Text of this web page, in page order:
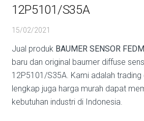
12P5101/S35A
15/02/2021
Jual produk BAUMER SENSOR
baru dan original baumer diffuse
12P5101/S35A. Kami adalah
lengkap juga harga murah dapat
kebutuhan industri di Indonesia.